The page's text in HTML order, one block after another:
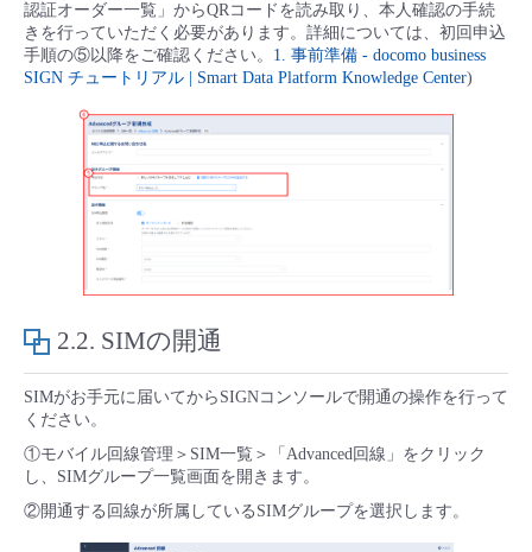
- Flexible Remote Access
- vUTM2
認証オーダー一覧」からQRコードを読み取り、本人確認の手続
きを行っていただく必要があります。詳細については、初回申込
手順の⑤以降をご確認ください。 1. 事前準備 - docomo business
SIGN チュートリアル | Smart Data Platform Knowledge Center)​
2.2. SIMの開通
SIMがお手元に届いてからSIGNコンソールで開通の操作を行って
ください。
①モバイル回線管理＞SIM一覧＞「Advanced回線」をクリック
し、SIMグループ一覧画面を開きます。
②開通する回線が所属しているSIMグループを選択します。